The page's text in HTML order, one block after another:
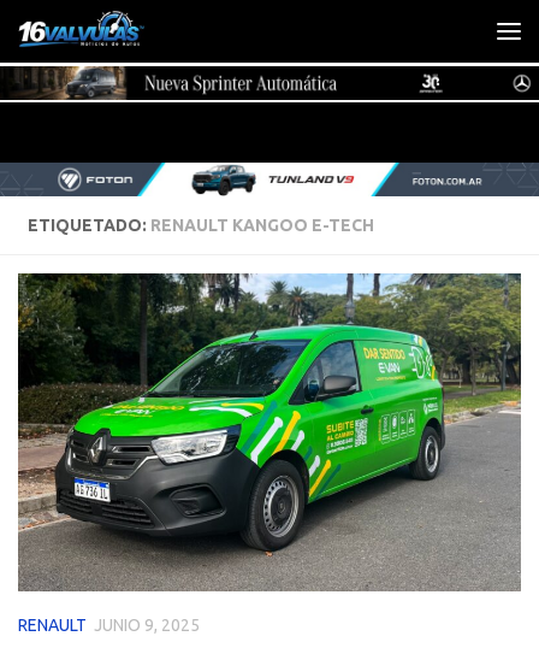
Saltar al contenido
ETIQUETADO: RENAULT KANGOO E-TECH
RENAULT JUNIO 9, 2025